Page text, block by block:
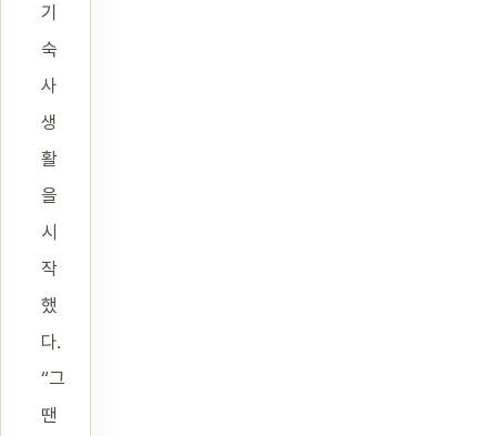
기
숙
사
생
활
을
시
작
했
다.
“그
땐